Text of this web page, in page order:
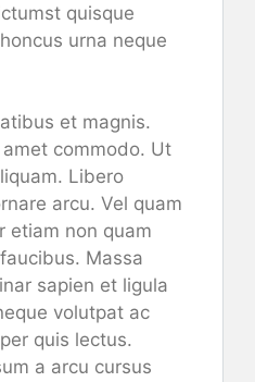
quisque
urna neque
et magnis.
commodo. Ut
Libero
arcu. Vel quam
etiam non quam
Massa
sapien et ligula
volutpat ac
quis lectus.
a arcu cursus